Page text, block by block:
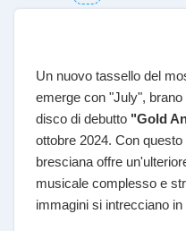
Un nuovo tassello del
emerge con "July",
disco di debutto "Gold
ottobre 2024. Con
bresciana offre
musicale complesso e
immagini si intrecciano